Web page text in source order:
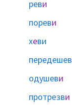
реви
пореви
хеви
передешев
одушеви
протрезви